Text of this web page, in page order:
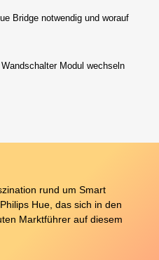
Bridge notwendig und worauf
Modul wechseln
rund um Smart
Hue, das sich in den
Marktführer auf diesem